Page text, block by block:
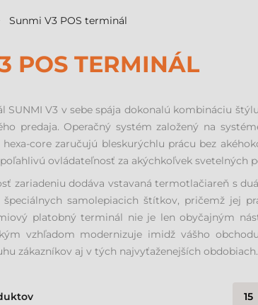
Sunmi V3 POS terminál
POS TERMINÁL
SUNMI V3 v sebe spája dokonalú kombináciu
predaja. Operačný systém založený na
core zaručujú bleskurýchlu prácu bez
ovládateľnosť za akýchkoľvek svetelných
zariadeniu dodáva vstavaná termotlačiareň s
samolepiacich štítkov, pričemž jej
platobný terminál nie je len obyčajným
vzhľadom modernizuje imidž vášho
zákazníkov aj v tých najvyťaženejších obdobiach.